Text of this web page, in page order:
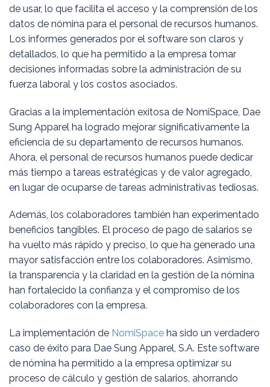
de usar, lo que facilita el acceso y la comprensión de los
datos de nómina para el personal de recursos humanos.
Los informes generados por el software son claros y
detallados, lo que ha permitido a la empresa tomar
decisiones informadas sobre la administración de su
fuerza laboral y los costos asociados.
Gracias a la implementación exitosa de NomiSpace, Dae
Sung Apparel ha logrado mejorar significativamente la
eficiencia de su departamento de recursos humanos.
Ahora, el personal de recursos humanos puede dedicar
más tiempo a tareas estratégicas y de valor agregado,
en lugar de ocuparse de tareas administrativas tediosas.
Además, los colaboradores también han experimentado
beneficios tangibles. El proceso de pago de salarios se
ha vuelto más rápido y preciso, lo que ha generado una
mayor satisfacción entre los colaboradores. Asimismo,
la transparencia y la claridad en la gestión de la nómina
han fortalecido la confianza y el compromiso de los
colaboradores con la empresa.
La implementación de NomiSpace ha sido un verdadero
caso de éxito para Dae Sung Apparel, S.A. Este software
de nómina ha permitido a la empresa optimizar su
proceso de cálculo y gestión de salarios, ahorrando